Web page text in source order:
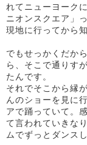
れてニューヨーク
ニオンスクエア」
現地に行ってから
でもせっかくだか
ら、そこで通りす
たんです。
それでそこから縁
んのショーを見に
アで踊っていて。
て言われていきな
ムでずっとダンス